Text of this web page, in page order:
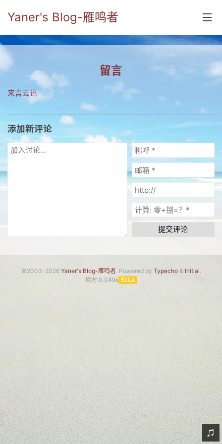
Yaner's Blog-雁鸣者
分类
毕业留言册
流年
流行.时代.天下
网友情怀
链接
Nav
留言
来言去语
添加新评论
提交评论
©2003-2026 Yaner's Blog-雁鸣者. Powered by Typecho& Initial.
耗时:0.049s 51La